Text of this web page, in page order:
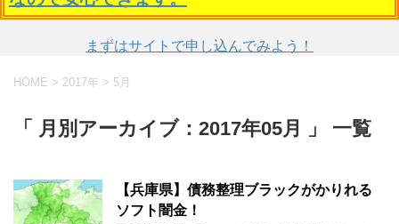
まずはサイトで申し込んでみよう！
HOME > 2017年 > 5月
「 月別アーカイブ：2017年05月 」 一覧
【兵庫県】債務整理ブラックがかりれる
ソフト闇金！